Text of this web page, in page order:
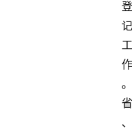
登
记
工
作
。
省
、